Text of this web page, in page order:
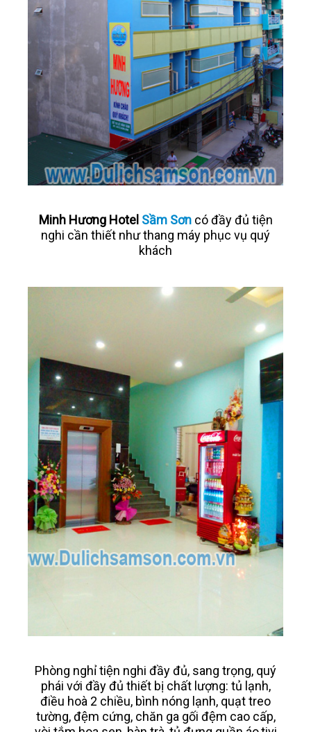
Minh Hương Hotel Sầm Sơncó đầy đủ tiện
nghi cần thiết như thang máy phục vụ quý
khách
Phòng nghỉ tiện nghi đầy đủ, sang trọng, quý
phái với đầy đủ thiết bị chất lượng: tủ lạnh,
điều hoà 2 chiều, bình nóng lạnh, quạt treo
tường, đệm cứng, chăn ga gối đệm cao cấp,